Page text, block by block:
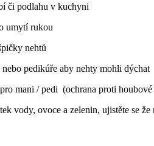
či podlahu v kuchyni
umytí rukou
nehtů
pedikúře aby nehty mohli dýchat
mani / pedi (ochrana proti
vody, ovoce a zelenin, ujistěte se